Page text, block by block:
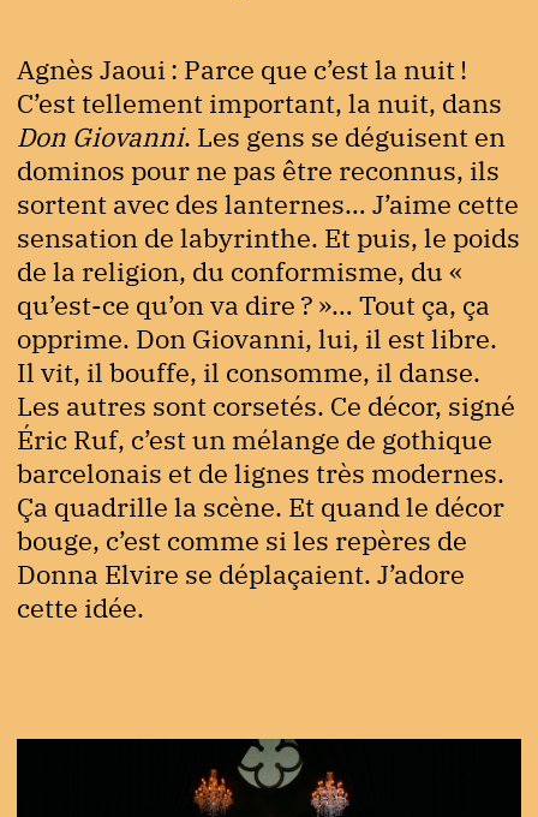
Agnès Jaoui : Parce que c’est la nuit !
C’est tellement important, la nuit, dans
Don Giovanni. Les gens se déguisent en
dominos pour ne pas être reconnus, ils
sortent avec des lanternes… J’aime cette
sensation de labyrinthe. Et puis, le poids
de la religion, du conformisme, du «
qu’est-ce qu’on va dire ? »… Tout ça, ça
opprime. Don Giovanni, lui, il est libre.
Il vit, il bouffe, il consomme, il danse.
Les autres sont corsetés. Ce décor, signé
Éric Ruf, c’est un mélange de gothique
barcelonais et de lignes très modernes.
Ça quadrille la scène. Et quand le décor
bouge, c’est comme si les repères de
Donna Elvire se déplaçaient. J’adore
cette idée.